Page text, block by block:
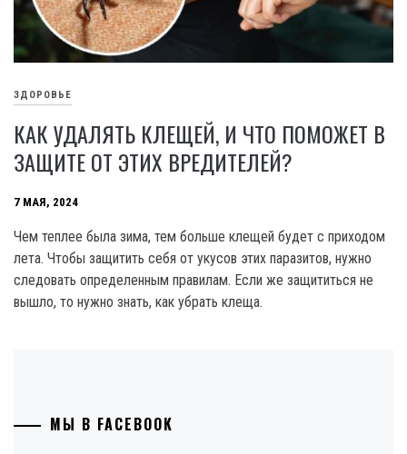
ЗДОРОВЬЕ
КАК УДАЛЯТЬ КЛЕЩЕЙ, И ЧТО ПОМОЖЕТ В
ЗАЩИТЕ ОТ ЭТИХ ВРЕДИТЕЛЕЙ?
7 МАЯ, 2024
Чем теплее была зима, тем больше клещей будет с приходом
лета. Чтобы защитить себя от укусов этих паразитов, нужно
следовать определенным правилам. Если же защититься не
вышло, то нужно знать, как убрать клеща.
МЫ В FACEBOOK